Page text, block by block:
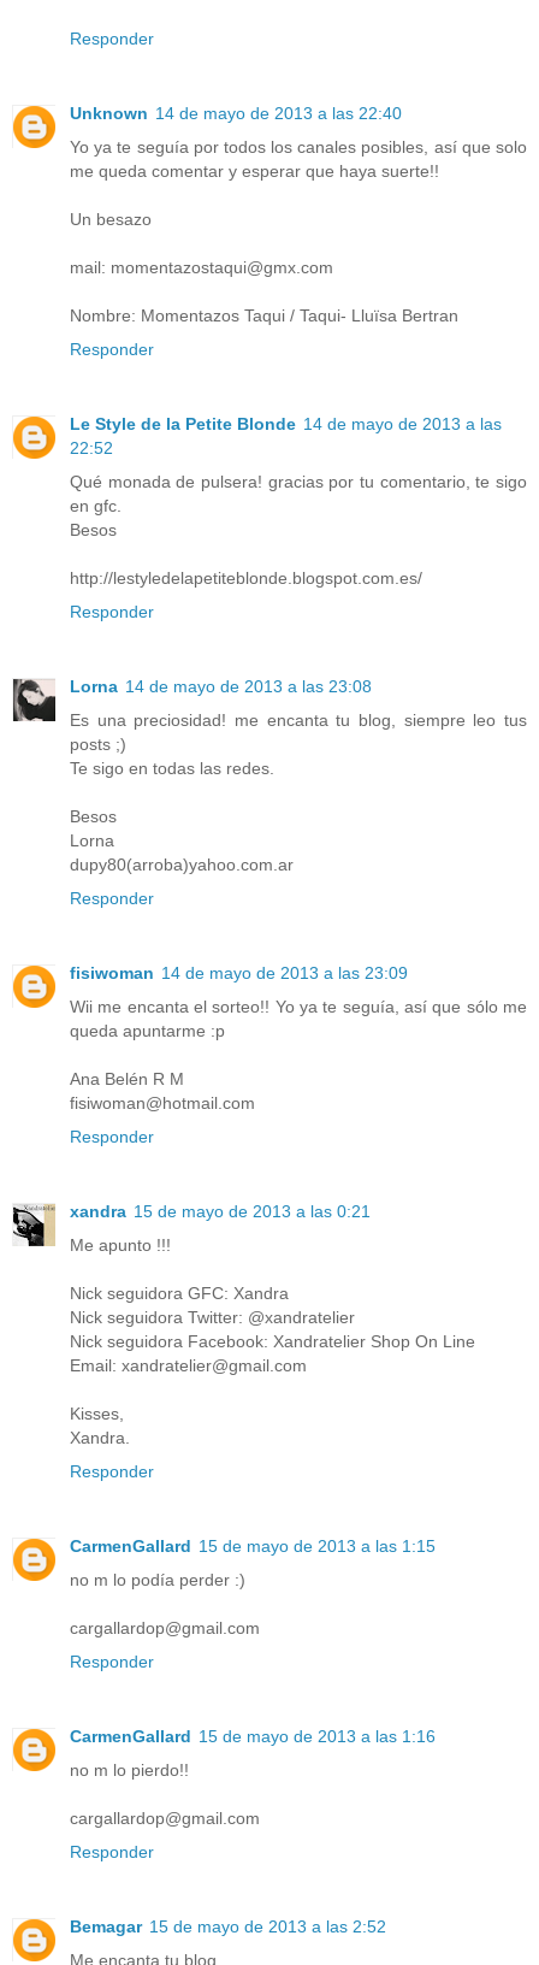
Responder
Unknown 14 de mayo de 2013 a las 22:40
Yo ya te seguía por todos los canales posibles, así que solo
me queda comentar y esperar que haya suerte!!
Un besazo
mail: momentazostaqui@gmx.com
Nombre: Momentazos Taqui / Taqui- Lluïsa Bertran
Responder
Le Style de la Petite Blonde 14 de mayo de 2013 a las
22:52
Qué monada de pulsera! gracias por tu comentario, te sigo
en gfc.
Besos
http://lestyledelapetiteblonde.blogspot.com.es/
Responder
Lorna 14 de mayo de 2013 a las 23:08
Es una preciosidad! me encanta tu blog, siempre leo tus
posts ;)
Te sigo en todas las redes.
Besos
Lorna
dupy80(arroba)yahoo.com.ar
Responder
fisiwoman 14 de mayo de 2013 a las 23:09
Wii me encanta el sorteo!! Yo ya te seguía, así que sólo me
queda apuntarme :p
Ana Belén R M
fisiwoman@hotmail.com
Responder
xandra 15 de mayo de 2013 a las 0:21
Me apunto !!!
Nick seguidora GFC: Xandra
Nick seguidora Twitter: @xandratelier
Nick seguidora Facebook: Xandratelier Shop On Line
Email: xandratelier@gmail.com
Kisses,
Xandra.
Responder
CarmenGallard 15 de mayo de 2013 a las 1:15
no m lo podía perder :)
cargallardop@gmail.com
Responder
CarmenGallard 15 de mayo de 2013 a las 1:16
no m lo pierdo!!
cargallardop@gmail.com
Responder
Bemagar 15 de mayo de 2013 a las 2:52
Me encanta tu blog....